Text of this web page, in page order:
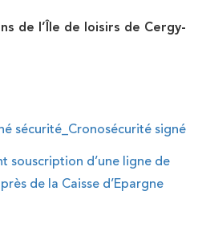
Groupes
de l’Île de loisirs de Cergy-
sécurité_Cronosécurité signé
souscription d’une ligne de
de la Caisse d’Epargne